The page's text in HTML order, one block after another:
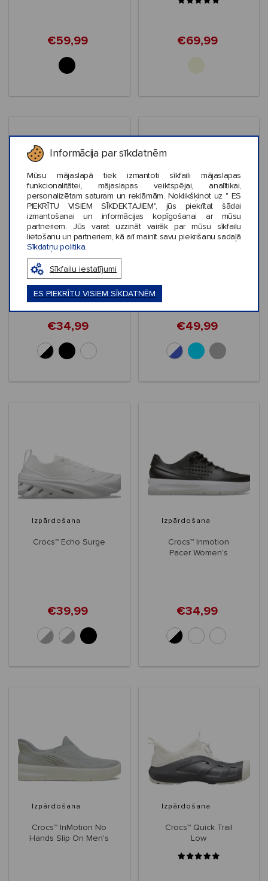
Informācija par sīkdatnēm
Mūsu mājaslapā tiek izmantoti sīkfaili mājaslapas
funkcionalitātei, mājaslapas veiktspējai, analītikai,
personalizētam saturam un reklāmām. Noklikšķinot uz " ES
PIEKRĪTU VISIEM SĪKDEKTAJIEM", jūs piekrītat šādai
izmantošanai un informācijas kopīgošanai ar mūsu
partneriem. Jūs varat uzzināt vairāk par mūsu sīkfailu
lietošanu un partneriem, kā arī mainīt savu piekrišanu sadaļā
Sīkdatņu politika.
Sīkfailu iestatījumi
ES PIEKRĪTU VISIEM SĪKDATNĒM
€59,99 €69,99
Izpārdošana
Crocs™ Inmotion
Pacer Men's
€34,99
Izpārdošana
€49,99
Izpārdošana
Crocs™ Echo Surge
€39,99
Izpārdošana
Crocs™ Inmotion
Pacer Women's
€34,99
Izpārdošana
Crocs™ InMotion No
Hands Slip On Men's
Izpārdošana
Crocs™ Quick Trail
Low